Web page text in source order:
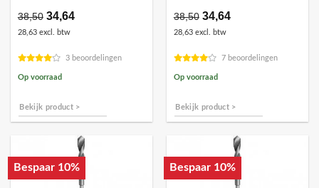
38,50 Oorspronkelijke
prijs
was:
34,64Huidige
28,63 excl. btw
3 beoordelingen
Op voorraad
Bekijk product >
38,50 Oorspronkelijke
prijs
was:
34,64Huidige
28,63 excl. btw
7 beoordelingen
Op voorraad
Bekijk product >
Bespaar 10% Bespaar 10%